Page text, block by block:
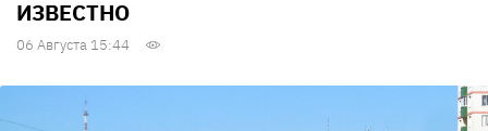
ИЗВЕСТНО
06 Августа 15:44